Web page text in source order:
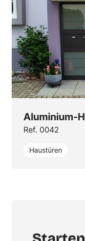
Aluminium-
Ref. 0042
Haustüren